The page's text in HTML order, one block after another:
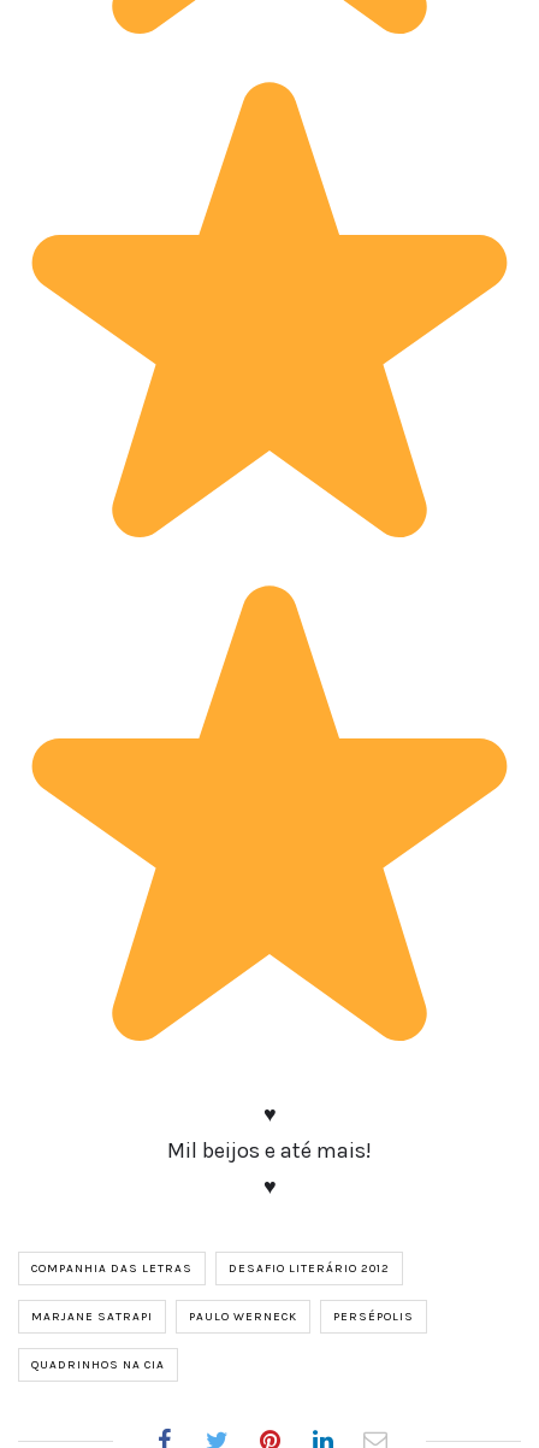
Avaliação:
5
de
♥
Mil beijos e até mais!
♥
COMPANHIA DAS LETRAS DESAFIO LITERÁRIO 2012
MARJANE SATRAPI PAULO WERNECK PERSÉPOLIS
QUADRINHOS NA CIA